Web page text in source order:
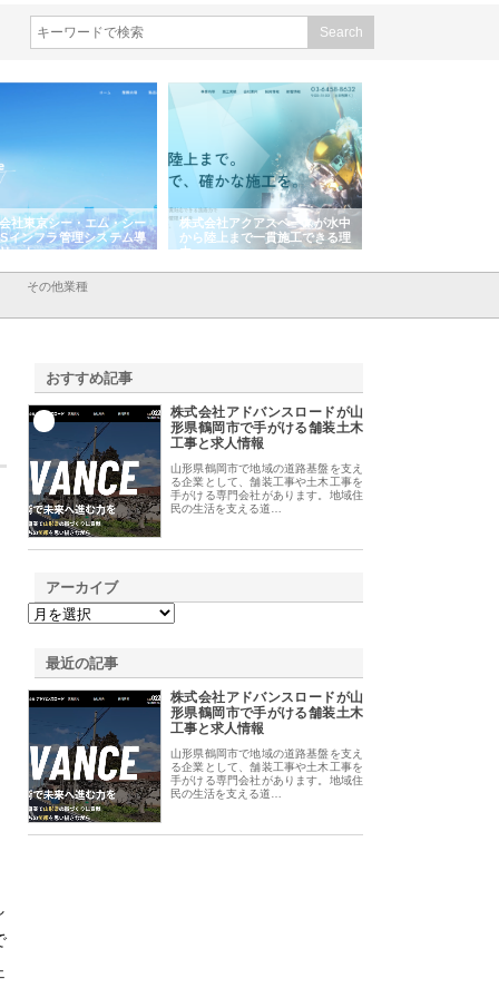
社東京シー・エム・シー
インフラ管理システム導
ット
株式会社アクアスペースが水中
から陸上まで一貫施工できる理
由
その他業種
おすすめ記事
株式会社アドバンスロードが山
形県鶴岡市で手がける舗装土木
工事と求人情報
山形県鶴岡市で地域の道路基盤を支え
る企業として、舗装工事や土木工事を
手がける専門会社があります。地域住
民の生活を支える道…
アーカイブ
最近の記事
株式会社アドバンスロードが山
形県鶴岡市で手がける舗装土木
工事と求人情報
山形県鶴岡市で地域の道路基盤を支え
る企業として、舗装工事や土木工事を
手がける専門会社があります。地域住
民の生活を支える道…